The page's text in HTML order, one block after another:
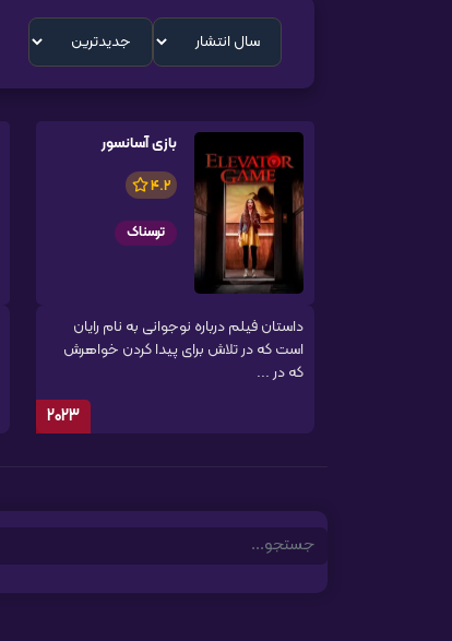
بازی آسانسور
4.2
ترسناک
داستان فیلم درباره نوجوانی به نام رایان
است که در تلاش برای پیدا کردن خواهرش
که در ...
2023
Search